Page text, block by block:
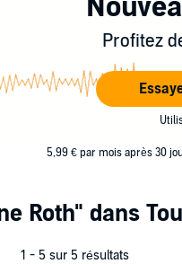
Profitez
5,99 € par mois après 30
Roth" dans
1 - 5 sur 5 résultats